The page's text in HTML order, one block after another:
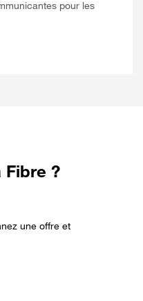
pour les
Fibre ?
une offre et